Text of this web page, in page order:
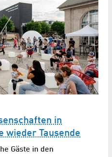
in
wieder Tausende
Gäste in den